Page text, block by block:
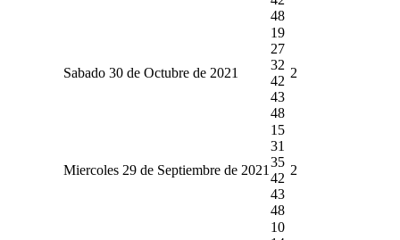
48
Sabado 30 de Octubre de 2021
19
27
32
42
43
48
2
Miercoles 29 de Septiembre de 2021
15
31
35
42
43
48
2
10